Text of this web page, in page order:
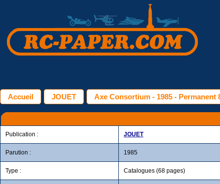
Accueil JOUET Axe Consortium - 1985 - Permanent
Publication : JOUET
Parution : 1985
Type : Catalogues (68 pages)